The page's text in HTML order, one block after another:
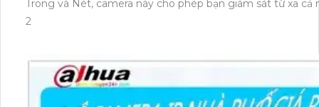
Trong và Nét, camera này cho phép bạn giám sát từ xa
2